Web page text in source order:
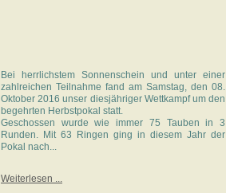
Bei herrlichstem Sonnenschein und unter einer
zahlreichen Teilnahme fand am Samstag, den 08.
Oktober 2016 unser diesjähriger Wettkampf um den
begehrten Herbstpokal statt.
Geschossen wurde wie immer 75 Tauben in 3
Runden. Mit 63 Ringen ging in diesem Jahr der
Pokal nach...
Weiterlesen ...